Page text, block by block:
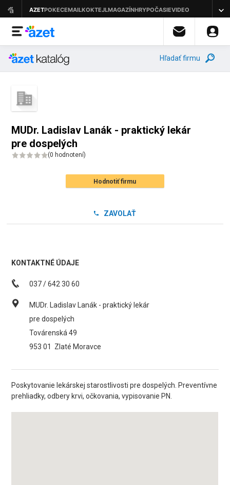
Hľadať firmu
MUDr. Ladislav Lanák - praktický lekár
pre dospelých
(0 hodnotení)
Hodnotiť firmu
ZAVOLAŤ
KONTAKTNÉ ÚDAJE
037 / 642 30 60
MUDr. Ladislav Lanák - praktický lekár
pre dospelých
Továrenská 49
953 01
Zlaté Moravce
Poskytovanie lekárskej starostlivosti pre dospelých. Preventívne
prehliadky, odbery krvi, očkovania, vypisovanie PN.